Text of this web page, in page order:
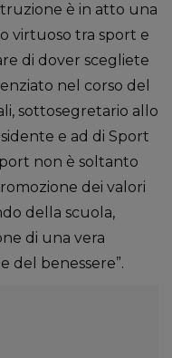
è in atto una
virtuoso tra sport e
di dover scegliete
nel corso del
sottosegretario allo
e ad di Sport
non è soltanto
dei valori
della scuola,
di una vera
del benessere”.